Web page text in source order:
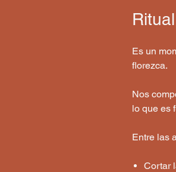
Es un
florezca.
Nos
lo que es
Entre las
Cortar